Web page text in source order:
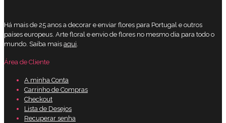
Há mais de 25 anos a decorar e enviar flores para Portugal e outros
países europeus. Arte floral e envio de flores no mesmo dia para todo o
mundo. Saiba mais aqui
Área de Cliente
A minha Conta
Carrinho de Compras
Checkout
Lista de Desejos
Recuperar senha